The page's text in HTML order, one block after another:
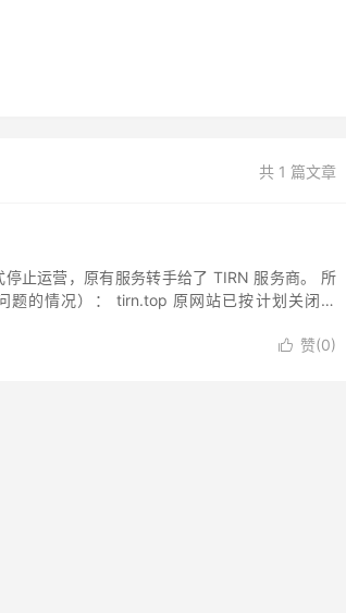
共 1 篇文章
止运营，原有服务转手给了 TIRN 服务商。 所
题的情况）： tirn.top 原网站已按计划关闭：
 赞(0)